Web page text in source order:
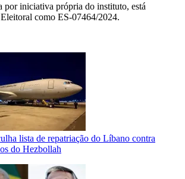
por iniciativa própria do instituto, está
como ES-07464/2024.
lista de repatriação do Líbano contra
do Hezbollah